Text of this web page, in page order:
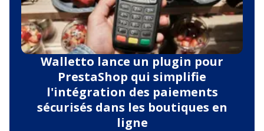
Walletto lance un plugin pour
PrestaShop qui simplifie
l'intégration des paiements
sécurisés dans les boutiques en
ligne